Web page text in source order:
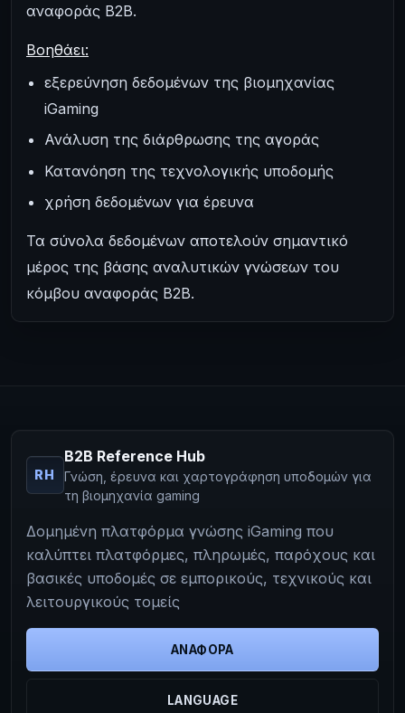
αναφοράς B2B.
Βοηθάει:
εξερεύνηση δεδομένων της βιομηχανίας
iGaming
Ανάλυση της διάρθρωσης της αγοράς
Κατανόηση της τεχνολογικής υποδομής
χρήση δεδομένων για έρευνα
Τα σύνολα δεδομένων αποτελούν σημαντικό
μέρος της βάσης αναλυτικών γνώσεων του
κόμβου αναφοράς B2B.
RH
B2B Reference Hub
Γνώση, έρευνα και χαρτογράφηση υποδομών για
τη βιομηχανία gaming
Δομημένη πλατφόρμα γνώσης iGaming που
καλύπτει πλατφόρμες, πληρωμές, παρόχους και
βασικές υποδομές σε εμπορικούς, τεχνικούς και
λειτουργικούς τομείς
ΑΝΑΦΟΡΆ
LANGUAGE